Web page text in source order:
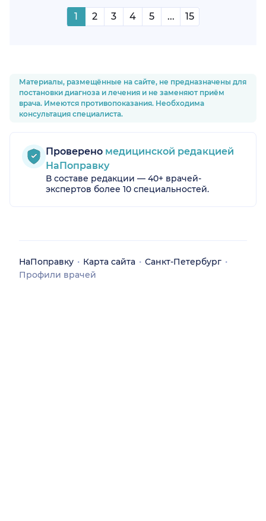
1 2 3 4 5 ... 15
Материалы, размещённые на сайте, не предназначены для
постановки диагноза и лечения и не заменяют приём
врача. Имеются противопоказания. Необходима
консультация специалиста.
Проверено медицинской редакцией
НаПоправку
В составе редакции — 40+ врачей-
экспертов более 10 специальностей.
НаПоправку Карта сайта
Санкт-Петербург
Профили врачей